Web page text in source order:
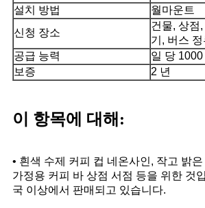
설치 방법
월마운트
신청 장소
건물, 상점
기, 버스
공급 능력
일 당
보증
2 년
이 항목에 대해:
• 흰색 수제 커피 컵 네온사인, 작고 밝
가정용 커피 바 상점 서점 등을 위한 것
국 이상에서 판매되고 있습니다.